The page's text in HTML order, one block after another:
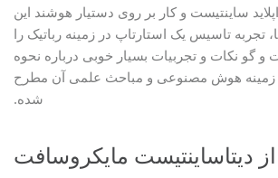
ساینتیست و کار بر روی دستیار هوشند این
تاسیس یک استارتاپ در زمینه رباتیک را
و گو نکات و تجربیات بسیار خوبی درباره نحوه
زمینه هوش مصنوعی و مباحث علمی آن مطرح
شده.
از دیتاساینتیست مایکروسافت